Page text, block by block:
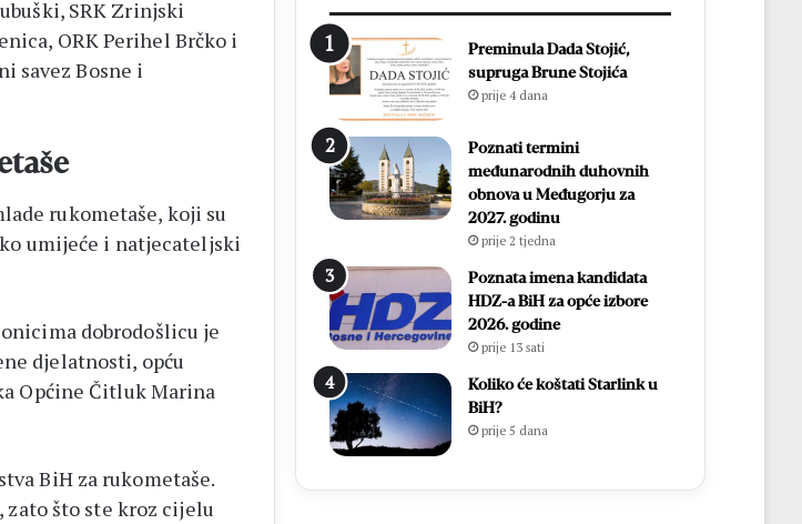
SRK Zrinjski
ORK Perihel Brčko i
savez Bosne i
rukometaše, koji su
umijeće i natjecateljski
dobrodošlicu je
djelatnosti, opću
Općine Čitluk Marina
BiH za rukometaše.
zato što ste kroz cijelu
Preminula Dada Stojić,
supruga Brune Stojića
prije 4 dana
Poznati termini
međunarodnih duhovnih
obnova u Međugorju za
2027. godinu
prije 2 tjedna
Poznata imena kandidata
HDZ-a BiH za opće izbore
2026. godine
prije 13 sati
Koliko će koštati Starlink u
BiH?
prije 5 dana